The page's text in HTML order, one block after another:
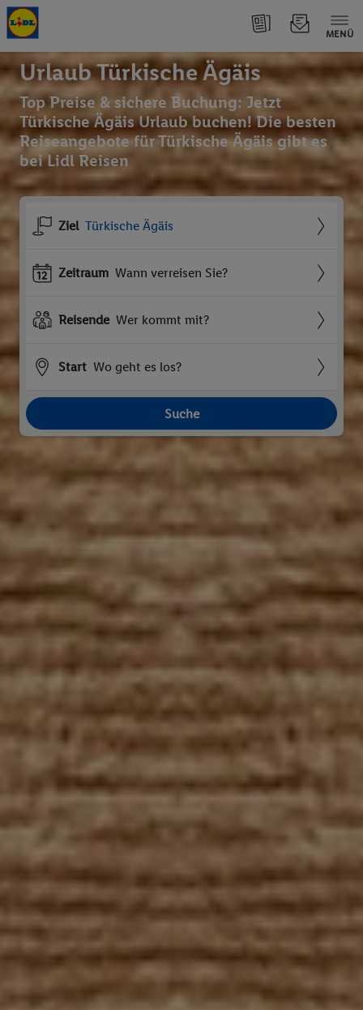
MENÜ
Urlaub Türkische Ägäis
Top Preise & sichere Buchung: Jetzt
Türkische Ägäis Urlaub buchen! Die besten
Reiseangebote für Türkische Ägäis gibt es
bei Lidl Reisen
Ziel Türkische Ägäis
Zeitraum Wann verreisen Sie?
Reisende Wer kommt mit?
Start Wo geht es los?
Suche